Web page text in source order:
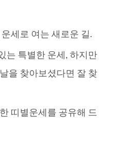
게
이
세로 여는 새로운 길.
는 특별한 운세, 하지만
을 찾아보셨다면 잘 찾
띠별운세를 공유해 드